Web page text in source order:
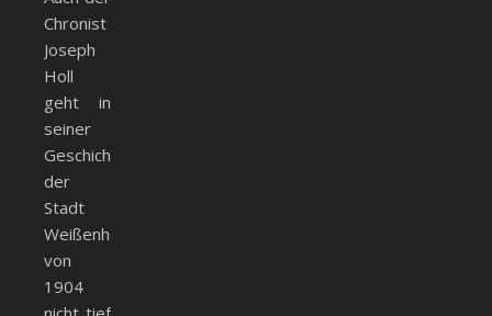
Chronist
Joseph
Holl
geht in
seiner
Geschichte
der
Stadt
Weißenhorn
von
1904